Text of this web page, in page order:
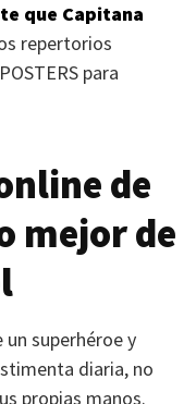
que Capitana
repertorios
POSTERS para
de
mejor de
un superhéroe y
diaria, no
propias manos.